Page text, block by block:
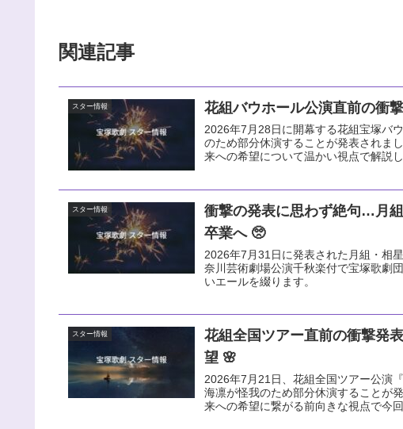
関連記事
スター情報 花組バウホール公演直前の衝
2026年7月28日に開幕する花組宝塚バ
のため部分休演することが発表されま
来への希望について温かい視点で解説し
スター情報
衝撃の発表に思わず絶句…月
卒業へ 🥺
2026年7月31日に発表された月組・相
奈川芸術劇場公演千秋楽付で宝塚歌劇
いエールを綴ります。
スター情報
花組全国ツアー直前の衝撃発
望 🌸
2026年7月21日、花組全国ツアー公演
海凛が怪我のため部分休演することが
来への希望に繋がる前向きな視点で今